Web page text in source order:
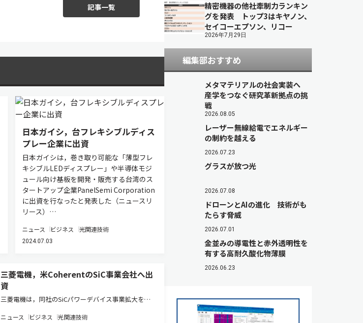
記事一覧
日本ガイシ，台フレキシブルディス
プレー企業に出資
日本ガイシは，巻き取り可能な「薄型フレ
キシブルLEDディスプレー」や半導体モジ
ュール向け基板を開発・販売する台湾のス
タートアップ企業PanelSemi Corporation
に出資を行なったと発表した（ニュースリ
リース）…
ニュース ビジネス 光関連技術
2024.07.03
三菱電機，米CoherentのSiC事業会社へ出
資
三菱電機は，同社のSiCパワーデバイス事業拡大を目
社化して設立する新会社へ5億米ドル（約750億円）を
ニュース ビジネス 光関連技術
精密機器の他社牽制力ランキン
グを発表 トップ3はキヤノン、
セイコーエプソン、リコー
2026年7月29日
編集部おすすめ
メタマテリアルの社会実装へ
産学をつなぐ研究革新拠点の挑
戦
2026.08.05
レーザー無線給電でエネルギー
の制約を越える
2026.07.23
グラスが放つ光
2026.07.08
ドローンとAIの進化 技術がも
たらす脅威
2026.07.01
金並みの導電性と赤外透明性を
有する高耐久酸化物薄膜
2026.06.23